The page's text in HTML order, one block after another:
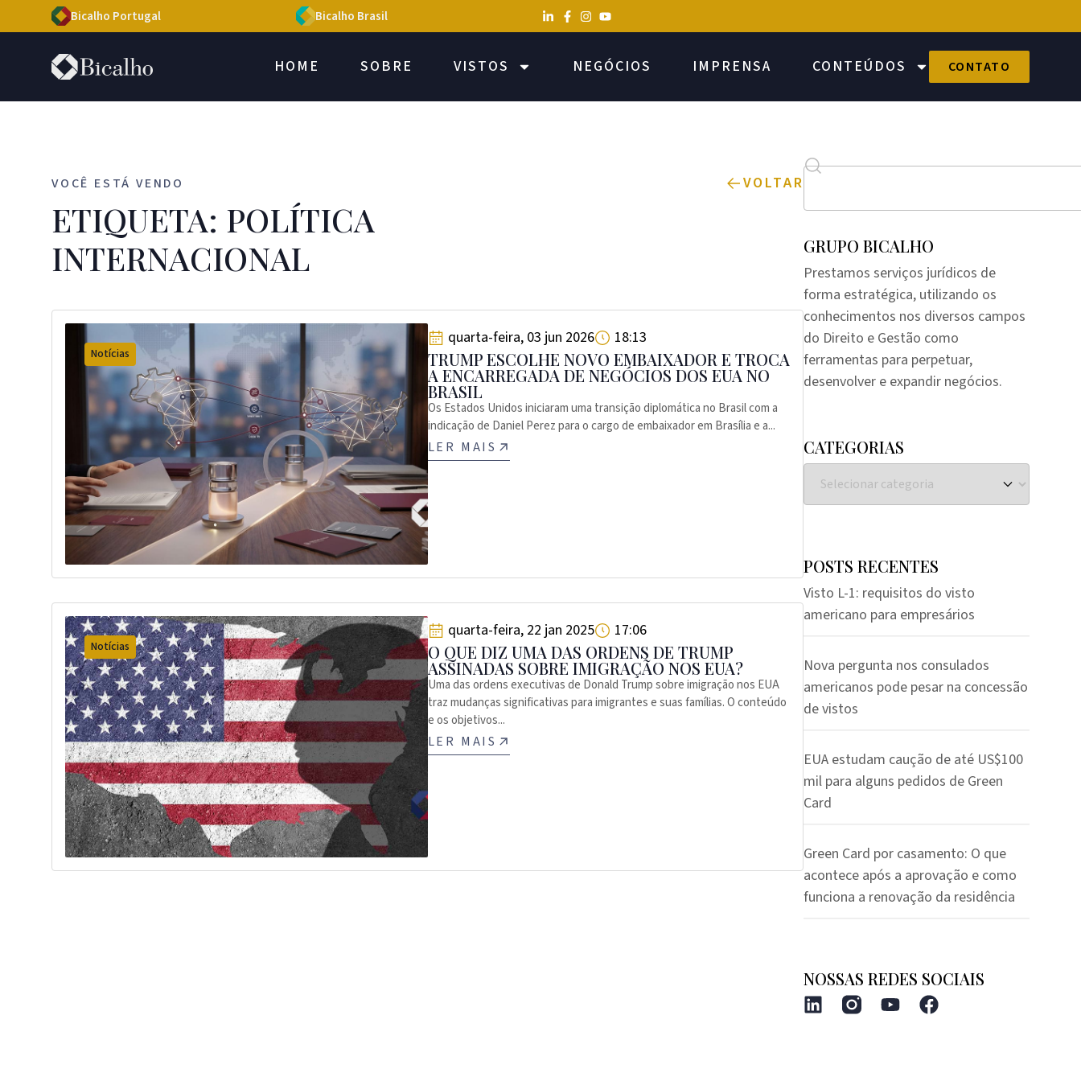
Bicalho Portugal Bicalho Brasil
HOME SOBRE VISTOS NEGÓCIOS IMPRENSA CONTEÚDOS CONTATO
VOCÊ ESTÁ VENDO VOLTAR
ETIQUETA: POLÍTICA
INTERNACIONAL ​​
Notícias
quarta-feira, 03 jun 2026 18:13
TRUMP ESCOLHE NOVO EMBAIXADOR E TROCA
A ENCARREGADA DE NEGÓCIOS DOS EUA NO
BRASIL
Os Estados Unidos iniciaram uma transição diplomática no Brasil com a
indicação de Daniel Perez para o cargo de embaixador em Brasília e a...
LER MAIS
Notícias
quarta-feira, 22 jan 2025 17:06
O QUE DIZ UMA DAS ORDENS DE TRUMP
ASSINADAS SOBRE IMIGRAÇÃO NOS EUA?
Uma das ordens executivas de Donald Trump sobre imigração nos EUA
traz mudanças significativas para imigrantes e suas famílias. O conteúdo
e os objetivos...
LER MAIS
GRUPO BICALHO
Prestamos serviços jurídicos de
forma estratégica, utilizando os
conhecimentos nos diversos campos
do Direito e Gestão como
ferramentas para perpetuar,
desenvolver e expandir negócios.
CATEGORIAS
POSTS RECENTES
Visto L-1: requisitos do visto
americano para empresários
Nova pergunta nos consulados
americanos pode pesar na concessão
de vistos
EUA estudam caução de até US$100
mil para alguns pedidos de Green
Card
Green Card por casamento: O que
acontece após a aprovação e como
funciona a renovação da residência
NOSSAS REDES SOCIAIS